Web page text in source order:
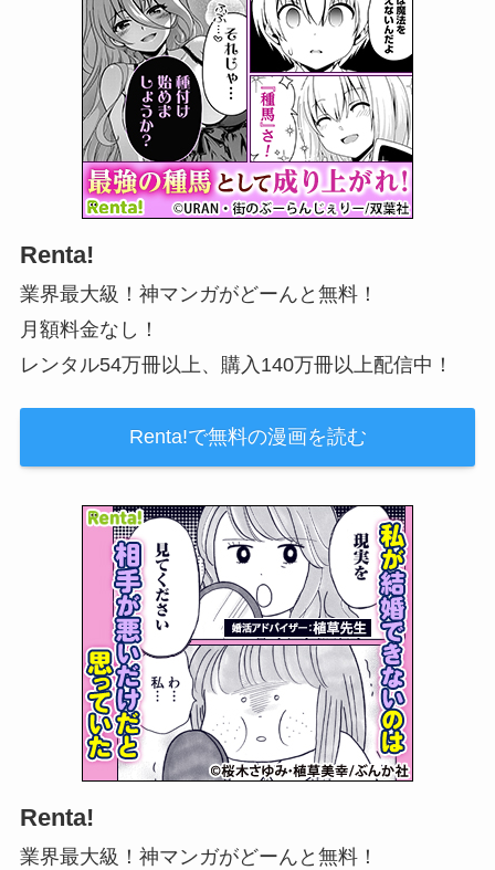
Renta!
業界最大級！神マンガがどーんと無料！
月額料金なし！
レンタル54万冊以上、購入140万冊以上配信中！
Renta!で無料の漫画を読む
Renta!
業界最大級！神マンガがどーんと無料！